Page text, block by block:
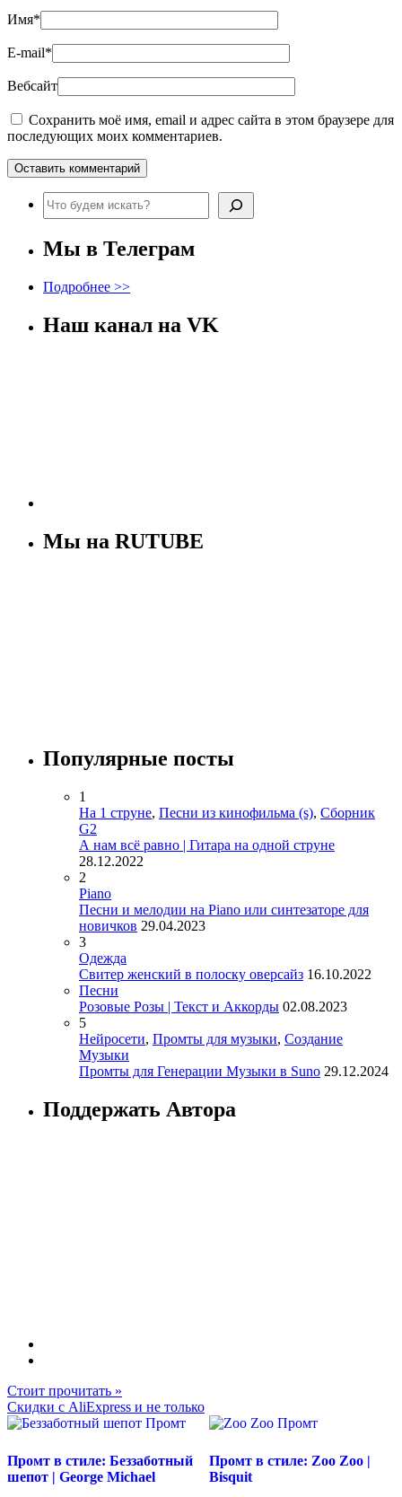
Имя*
E-mail*
Вебсайт
Сохранить моё имя, email и адрес сайта в этом браузере для
последующих моих комментариев.
Поиск
Мы в Телеграм
Подробнее >>
Наш канал на VK
Мы на RUTUBE
Популярные посты
1
На 1 струне, Песни из кинофильма (s), Сборник
G2
А нам всё равно | Гитара на одной струне
28.12.2022
2
Piano
Песни и мелодии на Piano или синтезаторе для
новичков 29.04.2023
3
Одежда
Свитер женский в полоску оверсайз 16.10.2022
Песни
Розовые Розы | Текст и Аккорды 02.08.2023
5
Нейросети, Промты для музыки, Создание
Музыки
Промты для Генерации Музыки в Suno 29.12.2024
Поддержать Автора
Стоит прочитать »
Скидки с AliExpress и не только
Промт в стиле: Беззаботный
шепот | George Michael
Промт в стиле: Zoo Zoo |
Bisquit